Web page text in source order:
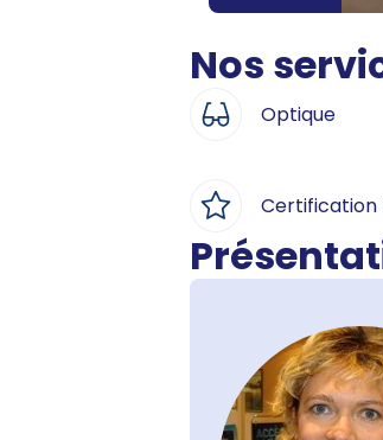
Nos
Optique